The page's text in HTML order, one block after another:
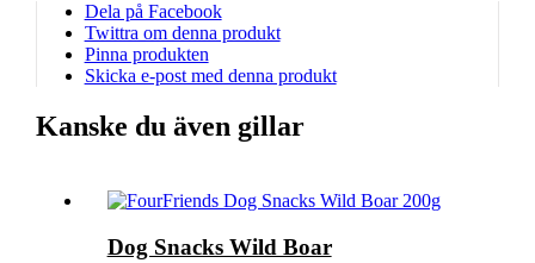
Dela på Facebook
Twittra om denna produkt
Pinna produkten
Skicka e-post med denna produkt
Kanske du även gillar
Dog Snacks Wild Boar